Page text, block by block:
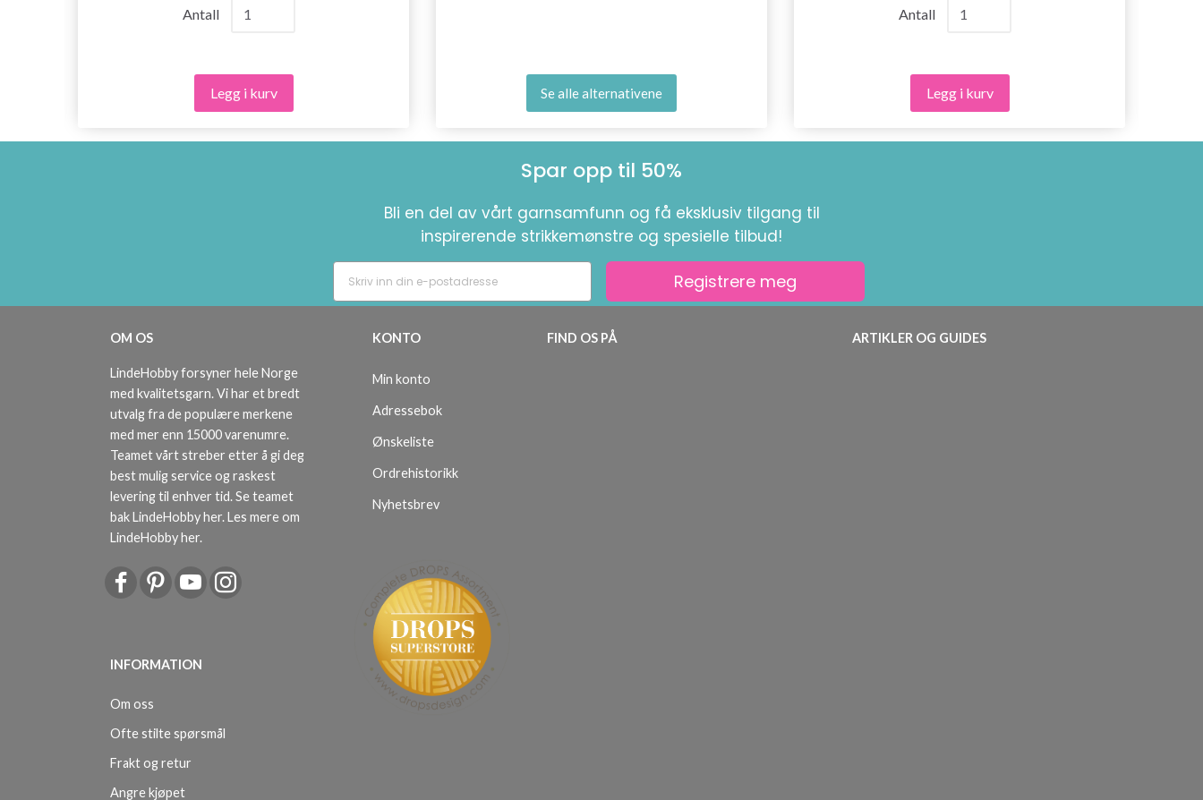
Antall
Legg i kurv Se alle alternativene
Antall
Legg i kurv
Spar opp til 50%
Bli en del av vårt garnsamfunn og få eksklusiv tilgang til
inspirerende strikkemønstre og spesielle tilbud!
Registrere meg
OM OS
LindeHobby forsyner hele Norge
med kvalitetsgarn. Vi har et bredt
utvalg fra de populære merkene
med mer enn 15000 varenumre.
Teamet vårt streber etter å gi deg
best mulig service og raskest
levering til enhver tid. Se teamet
bak LindeHobby her.Les mere om
LindeHobby her.
INFORMATION
Om oss
Ofte stilte spørsmål
Frakt og retur
Angre kjøpet
KONTO
Min konto
Adressebok
Ønskeliste
Ordrehistorikk
Nyhetsbrev
FIND OS PÅ ARTIKLER OG GUIDES